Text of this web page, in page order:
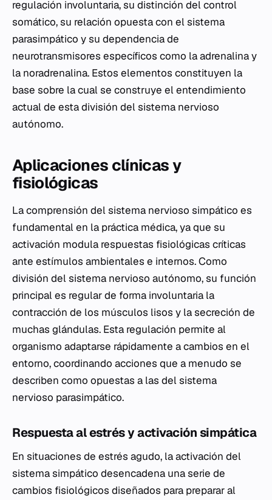
regulación involuntaria, su distinción del control
somático, su relación opuesta con el sistema
parasimpático y su dependencia de
neurotransmisores específicos como la adrenalina y
la noradrenalina. Estos elementos constituyen la
base sobre la cual se construye el entendimiento
actual de esta división del sistema nervioso
autónomo.
Aplicaciones clínicas y
fisiológicas
La comprensión del sistema nervioso simpático es
fundamental en la práctica médica, ya que su
activación modula respuestas fisiológicas críticas
ante estímulos ambientales e internos. Como
división del sistema nervioso autónomo, su función
principal es regular de forma involuntaria la
contracción de los músculos lisos y la secreción de
muchas glándulas. Esta regulación permite al
organismo adaptarse rápidamente a cambios en el
entorno, coordinando acciones que a menudo se
describen como opuestas a las del sistema
nervioso parasimpático.
Respuesta al estrés y activación simpática
En situaciones de estrés agudo, la activación del
sistema simpático desencadena una serie de
cambios fisiológicos diseñados para preparar al